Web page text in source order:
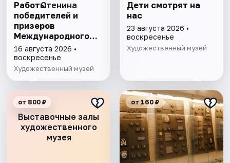
Стенина
Работы
победителей и
призеров
Международного
конкурса
фотожурналистики
имени Андрея
16 августа 2026 •
воскресенье
Художественный музей
Дети смотрят на
нас
23 августа 2026 •
воскресенье
Художественный музей
Выставочные залы
художественного
музея
от 800 ₽ от 160 ₽